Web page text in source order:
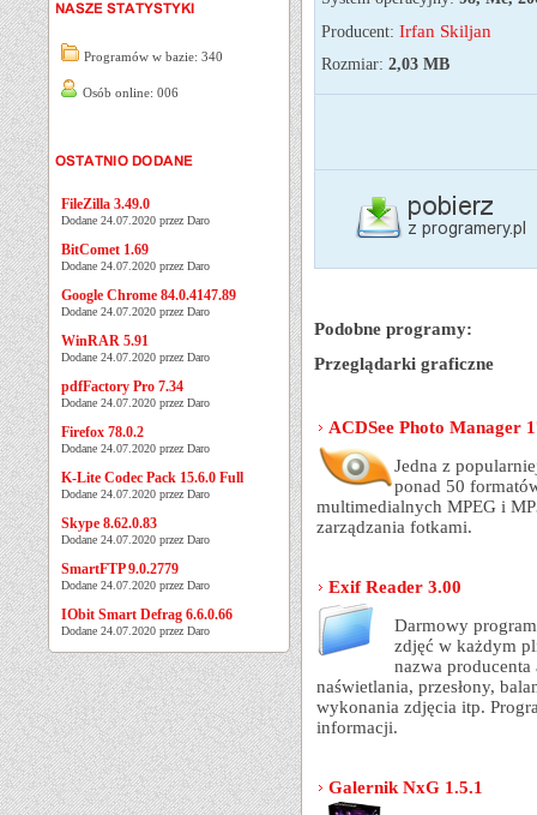
Programów w bazie: 340
Osób online: 006
FileZilla 3.49.0
Dodane 24.07.2020 przez Daro
BitComet 1.69
Dodane 24.07.2020 przez Daro
Google Chrome 84.0.4147.89
Dodane 24.07.2020 przez Daro
WinRAR 5.91
Dodane 24.07.2020 przez Daro
pdfFactory Pro 7.34
Dodane 24.07.2020 przez Daro
Firefox 78.0.2
Dodane 24.07.2020 przez Daro
K-Lite Codec Pack 15.6.0 Full
Dodane 24.07.2020 przez Daro
Skype 8.62.0.83
Dodane 24.07.2020 przez Daro
SmartFTP 9.0.2779
Dodane 24.07.2020 przez Daro
IObit Smart Defrag 6.6.0.66
Dodane 24.07.2020 przez Daro
Producent: Irfan Skiljan
Rozmiar: 2,03 MB
Podobne programy:
Przeglądarki graficzne
ACDSee Photo Manager
Jedna z
ponad 50
multimedialnych MPEG i
zarządzania fotkami.
Exif Reader 3.00
Darmowy
zdjęć w każdym
nazwa
naświetlania, przesłony,
wykonania zdjęcia itp.
informacji.
Galernik NxG 1.5.1